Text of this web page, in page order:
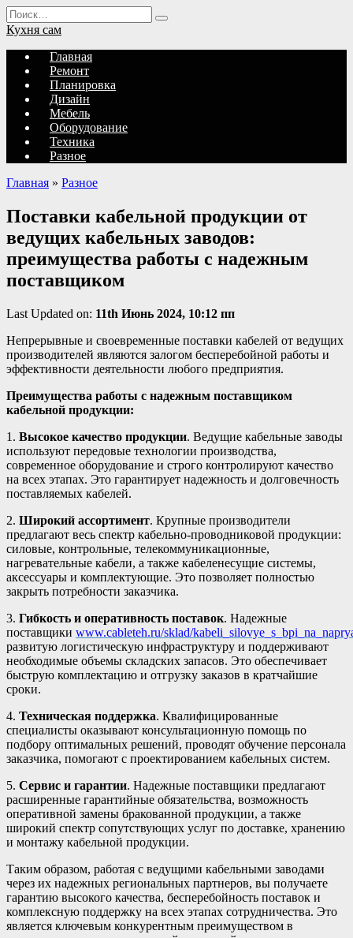
Перейти
к
содержанию
Search
for:
Кухня сам
Главная
Ремонт
Планировка
Дизайн
Мебель
Оборудование
Техника
Разное
Главная » Разное
Поставки кабельной продукции от
ведущих кабельных заводов:
преимущества работы с надежным
поставщиком
Last Updated on: 11th Июнь 2024, 10:12 пп
Непрерывные и своевременные поставки кабелей от ведущих
производителей являются залогом бесперебойной работы и
эффективности деятельности любого предприятия.
Преимущества работы с надежным поставщиком
кабельной продукции:
1. Высокое качество продукции. Ведущие кабельные заводы
используют передовые технологии производства,
современное оборудование и строго контролируют качество
на всех этапах. Это гарантирует надежность и долговечность
поставляемых кабелей.
2. Широкий ассортимент. Крупные производители
предлагают весь спектр кабельно-проводниковой продукции:
силовые, контрольные, телекоммуникационные,
нагревательные кабели, а также кабеленесущие системы,
аксессуары и комплектующие. Это позволяет полностью
закрыть потребности заказчика.
3. Гибкость и оперативность поставок. Надежные
поставщики www.cableteh.ru/sklad/
развитую логистическую инфраструктуру и поддерживают
необходимые объемы складских запасов. Это обеспечивает
быструю комплектацию и отгрузку заказов в кратчайшие
сроки.
4. Техническая поддержка. Квалифицированные
специалисты оказывают консультационную помощь по
подбору оптимальных решений, проводят обучение персонала
заказчика, помогают с проектированием кабельных систем.
5. Сервис и гарантии. Надежные поставщики предлагают
расширенные гарантийные обязательства, возможность
оперативной замены бракованной продукции, а также
широкий спектр сопутствующих услуг по доставке, хранению
и монтажу кабельной продукции.
Таким образом, работая с ведущими кабельными заводами
через их надежных региональных партнеров, вы получаете
гарантию высокого качества, бесперебойность поставок и
комплексную поддержку на всех этапах сотрудничества. Это
является ключевым конкурентным преимуществом в